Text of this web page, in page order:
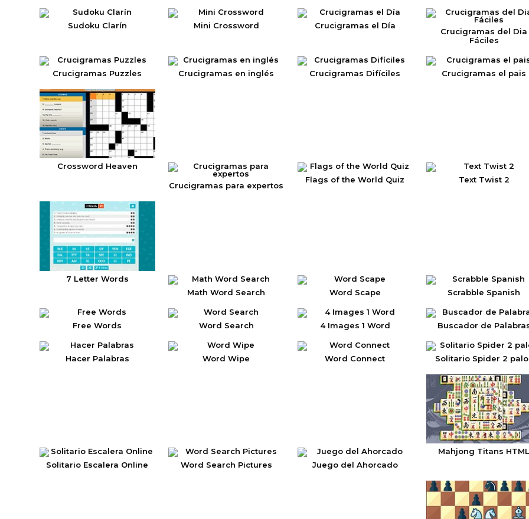
Sudoku Clarín Mini Crossword Crucigramas el Día
Crucigramas del Dia
Fáciles
Crucigramas Puzzles Crucigramas en inglés Crucigramas Difíciles Crucigramas el pais
Crossword Heaven
Crucigramas para expertos
Flags of the World Quiz Text Twist 2
7 Letter Words
Math Word Search
Word Scape Scrabble Spanish
Free Words Word Search 4 Images 1 Word Buscador de
Hacer Palabras Word Wipe Word Connect Solitario Spider 2
Solitario Escalera Online Word Search Pictures Juego del Ahorcado
Mahjong Titans HTML